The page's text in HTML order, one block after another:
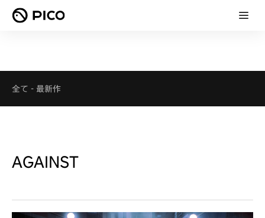
全て - 最新作
AGAINST